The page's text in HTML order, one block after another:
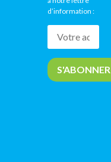
d’information :